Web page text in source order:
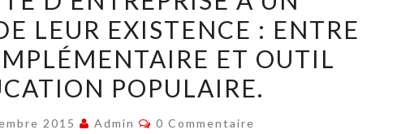
ET
CULTURELLES
DU
COMITÉ
D’ENTREPRISE
LEUR EXISTENCE : ENTRE
ET OUTIL
POPULAIRE.
2015 Admin Commentaires
0 Commentaire